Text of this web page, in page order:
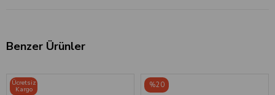
Benzer Ürünler
Ücretsiz
Kargo %20